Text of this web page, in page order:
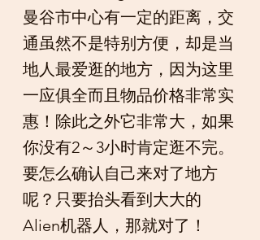
曼谷市中心有一定的距离，交
通虽然不是特别方便，却是当
地人最爱逛的地方，因为这里
一应俱全而且物品价格非常实
惠！除此之外它非常大，如果
你没有2～3小时肯定逛不完。
要怎么确认自己来对了地方
呢？只要抬头看到大大的
Alien机器人，那就对了！